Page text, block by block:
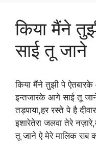
किया मैंने
साई तू जाने
किया मैंने तुझी पे
इन्तजारके आगे साई तू
तड़पाया,हर रस्ते पे है
इशारेतेरा जलवा तेरे
तू जाने ऐ मेरे मालिक सब